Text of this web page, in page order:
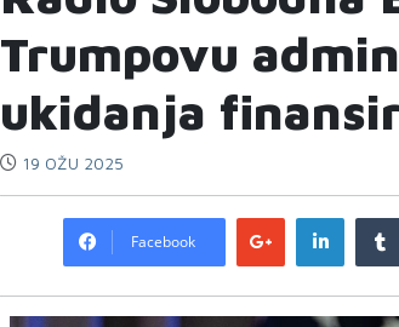
Trumpovu
ukidanja
19 OŽU 2025
Facebook
Google
plus